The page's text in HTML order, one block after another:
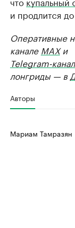
и продлится
Оперативные
канале MAXи
Telegram-
лонгриды — в
Авторы
Мариам Тамразян